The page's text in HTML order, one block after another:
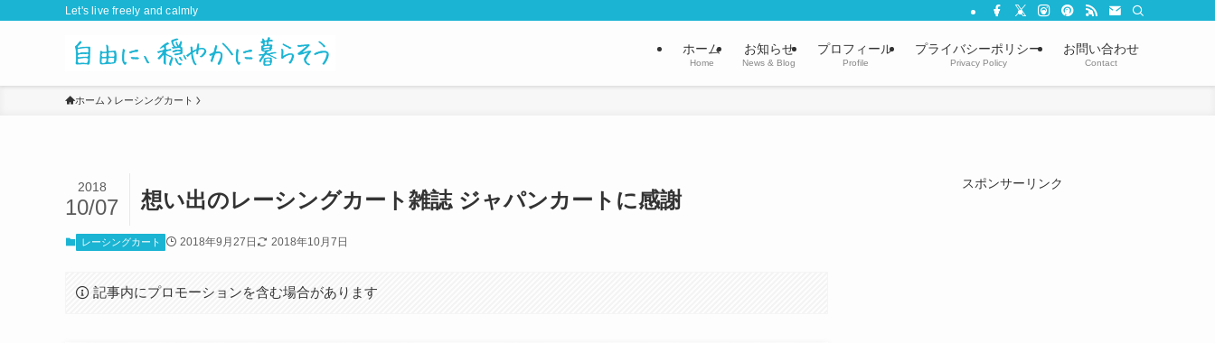
Let's live freely and calmly
ホーム
Home
お知らせ
News & Blog
プロフィール
Profile
プライバシーポリシー
Privacy Policy
お問い合わせ
Contact
ホーム レーシングカート
想い出のレーシングカート雑誌 ジャパンカートに感謝
2018
10/07
レーシングカート 2018年9月27日 2018年10月7日
記事内にプロモーションを含む場合があります
スポンサーリンク